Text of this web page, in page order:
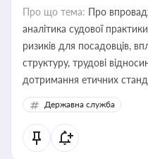
Про що тема: Про
аналітика судової
ризиків для посадовців,
структуру, трудові
дотримання етичних
Державна служба